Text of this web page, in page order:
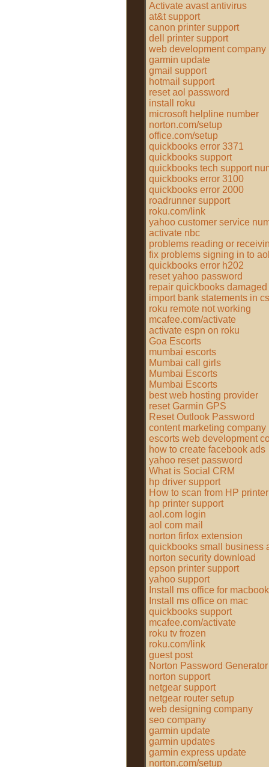
Activate avast antivirus
at&t support
canon printer support
dell printer support
web development company
garmin update
gmail support
hotmail support
reset aol password
install roku
microsoft helpline number
norton.com/setup
office.com/setup
quickbooks error 3371
quickbooks support
quickbooks tech support
quickbooks error 3100
quickbooks error 2000
roadrunner support
roku.com/link
yahoo customer service
activate nbc
problems reading or
fix problems signing in to
quickbooks error h202
reset yahoo password
repair quickbooks
import bank statements in
roku remote not working
mcafee.com/activate
activate espn on roku
Goa Escorts
mumbai escorts
Mumbai call girls
Mumbai Escorts
Mumbai Escorts
best web hosting provider
reset Garmin GPS
Reset Outlook Password
content marketing company
escorts web development
how to create facebook ads
yahoo reset password
What is Social CRM
hp driver support
How to scan from HP printer
hp printer support
aol.com login
aol com mail
norton firfox extension
quickbooks small business
norton security download
epson printer support
yahoo support
Install ms office for
Install ms office on mac
quickbooks support
mcafee.com/activate
roku tv frozen
roku.com/link
guest post
Norton Password Generator
norton support
netgear support
netgear router setup
web designing company
seo company
garmin update
garmin updates
garmin express update
norton.com/setup